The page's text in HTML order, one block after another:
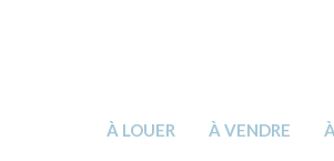
À LOUER À VENDRE